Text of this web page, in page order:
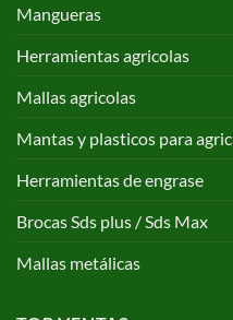
Mangueras
Herramientas agricolas
Mallas agricolas
Mantas y plasticos para
Herramientas de engrase
Brocas Sds plus / Sds Max
Mallas metálicas